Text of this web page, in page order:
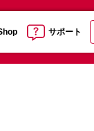
サポート